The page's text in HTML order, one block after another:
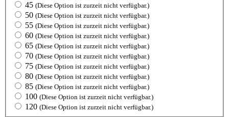
45 (Diese Option ist zurzeit nicht verfügbar.)
50 (Diese Option ist zurzeit nicht verfügbar.)
55 (Diese Option ist zurzeit nicht verfügbar.)
60 (Diese Option ist zurzeit nicht verfügbar.)
65 (Diese Option ist zurzeit nicht verfügbar.)
70 (Diese Option ist zurzeit nicht verfügbar.)
75 (Diese Option ist zurzeit nicht verfügbar.)
80 (Diese Option ist zurzeit nicht verfügbar.)
85 (Diese Option ist zurzeit nicht verfügbar.)
100 (Diese Option ist zurzeit nicht verfügbar.)
120 (Diese Option ist zurzeit nicht verfügbar.)